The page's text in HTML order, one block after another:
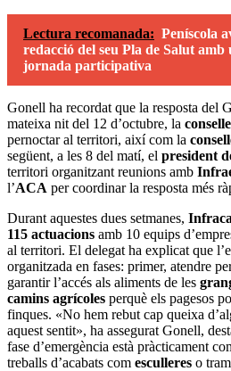
Lectura recomanada: Peníscola
redacció del seu Pla de Salut amb
jornada participativa
Gonell ha recordat que la resposta del
mateixa nit del 12 d’octubre, la
pernoctar al territori, així com la
següent, a les 8 del matí, el president
territori organitzant reunions amb
l’ACA per coordinar la resposta més
Durant aquestes dues setmanes,
115 actuacions amb 10 equips
al territori. El delegat ha explicat que
organitzada en fases: primer, atendre
garantir l’accés als aliments de les
camins agrícoles perquè els pagesos
finques. «No hem rebut cap queixa
aquest sentit», ha assegurat Gonell,
fase d’emergència està pràcticament
treballs d’acabats com esculleres o